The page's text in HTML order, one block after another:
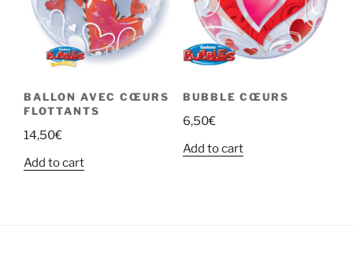
BALLON AVEC CŒURS
FLOTTANTS
14,50€
Add to cart
BUBBLE CŒURS
6,50€
Add to cart